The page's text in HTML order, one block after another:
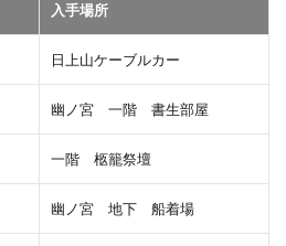
入手場所
日上山ケーブルカー
幽ノ宮 一階 書生部屋
一階 柩籠祭壇
幽ノ宮 地下 船着場